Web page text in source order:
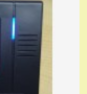
consegnati al
modo da rendere
In caso si
di un aiuto, i
unateleassistenza
la gestione e il
dipendenti risulta